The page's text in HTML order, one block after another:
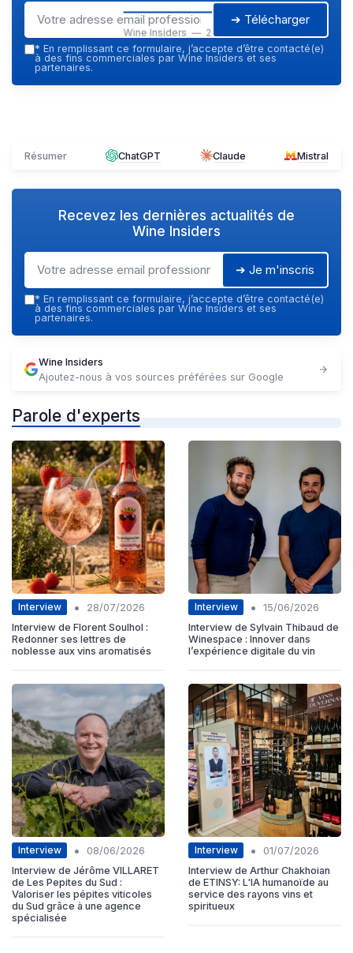
Wine Insiders — 2026
➔ Télécharger
* En remplissant ce formulaire, j’accepte d’être contacté(e)
à des fins commerciales par Wine Insiders et ses
partenaires.
Résumer ChatGPT Claude Mistral
Recevez les dernières actualités de
Wine Insiders
➔ Je m'inscris
* En remplissant ce formulaire, j’accepte d’être contacté(e)
à des fins commerciales par Wine Insiders et ses
partenaires.
Wine Insiders
Ajoutez-nous à vos sources préférées sur Google
Parole d'experts
Interview •
28/07/2026
Interview de Florent Soulhol :
Redonner ses lettres de
noblesse aux vins aromatisés
Interview •
15/06/2026
Interview de Sylvain Thibaud de
Winespace : Innover dans
l’expérience digitale du vin
Interview •
08/06/2026
Interview de Jérôme VILLARET
de Les Pepites du Sud :
Valoriser les pépites viticoles
du Sud grâce à une agence
spécialisée
Interview •
01/07/2026
Interview de Arthur Chakhoian
de ETINSY: L'IA humanoïde au
service des rayons vins et
spiritueux